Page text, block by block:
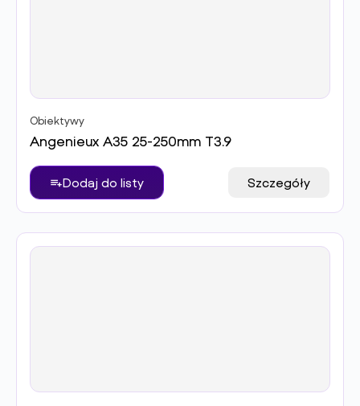
Obiektywy
Angenieux A35 25-250mm T3.9
Dodaj do listy Szczegóły